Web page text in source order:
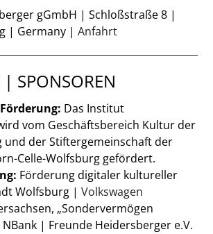
gGmbH | Schloßstraße 8 |
| Germany |Anfahrt
| SPONSOREN
Das Institut
vom Geschäftsbereich Kultur der
und der Stiftergemeinschaft der
Celle-Wolfsburg gefördert.
Förderung digitaler kultureller
Wolfsburg |Volkswagen
„Sondervermögen
| Freunde Heidersberger e.V.